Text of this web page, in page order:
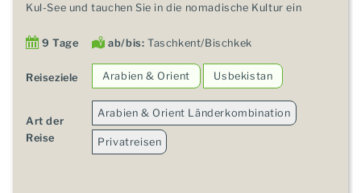
Kul-See und tauchen Sie in die nomadische Kultur ein
9 Tage ab/bis: Taschkent/Bischkek
Reiseziele Arabien & Orient Usbekistan
Art der
Reise
Arabien & Orient Länderkombination
Privatreisen